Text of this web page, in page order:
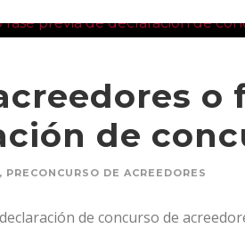
o
de
, PRECONCURSO DE ACREEDORES
de concurso de